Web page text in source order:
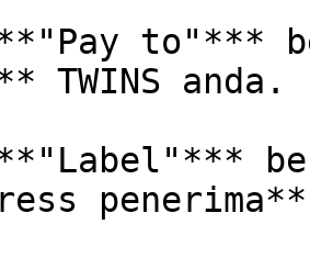
to"***
TWINS anda.
penerima**